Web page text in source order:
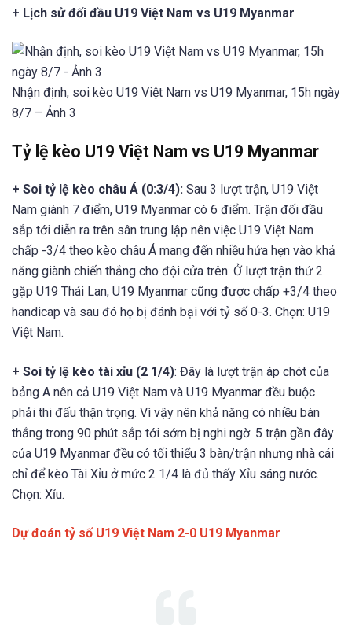
+ Lịch sử đối đầu U19 Việt Nam vs U19 Myanmar
Nhận định, soi kèo U19 Việt Nam vs U19 Myanmar, 15h ngày
8/7 – Ảnh 3
Tỷ lệ kèo U19 Việt Nam vs U19 Myanmar
+ Soi tỷ lệ kèo châu Á (0:3/4): Sau 3 lượt trận, U19 Việt
Nam giành 7 điểm, U19 Myanmar có 6 điểm. Trận đối đầu
sắp tới diễn ra trên sân trung lập nên việc U19 Việt Nam
chấp -3/4 theo kèo châu Á mang đến nhiều hứa hẹn vào khả
năng giành chiến thắng cho đội cửa trên. Ở lượt trận thứ 2
gặp U19 Thái Lan, U19 Myanmar cũng được chấp +3/4 theo
handicap và sau đó họ bị đánh bại với tỷ số 0-3. Chọn: U19
Việt Nam.
+ Soi tỷ lệ kèo tài xỉu (2 1/4): Đây là lượt trận áp chót của
bảng A nên cả U19 Việt Nam và U19 Myanmar đều buộc
phải thi đấu thận trọng. Vì vậy nên khả năng có nhiều bàn
thắng trong 90 phút sắp tới sớm bị nghi ngờ. 5 trận gần đây
của U19 Myanmar đều có tối thiểu 3 bàn/trận nhưng nhà cái
chỉ để kèo Tài Xỉu ở mức 2 1/4 là đủ thấy Xỉu sáng nước.
Chọn: Xỉu.
Dự đoán tỷ số U19 Việt Nam 2-0 U19 Myanmar